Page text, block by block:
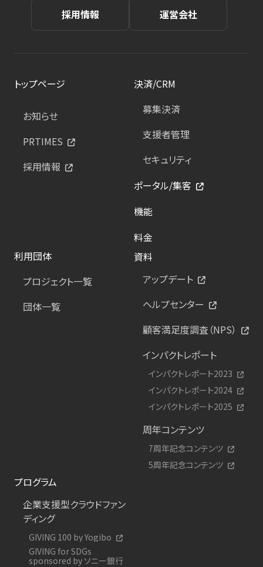
採用情報 運営会社
トップページ
お知らせ
PRTIMES
採用情報
決済/CRM
募集決済
支援者管理
セキュリティ
ポータル/集客
機能
料金
利用団体
プロジェクト一覧
団体一覧
資料
アップデート
ヘルプセンター
顧客満足度調査（NPS）
インパクトレポート
インパクトレポート2023
インパクトレポート2024
インパクトレポート2025
周年コンテンツ
7周年記念コンテンツ
5周年記念コンテンツ
プログラム
企業支援型クラウドファン
ディング
GIVING 100 by Yogibo
GIVING for SDGs
sponsored by ソニー銀行